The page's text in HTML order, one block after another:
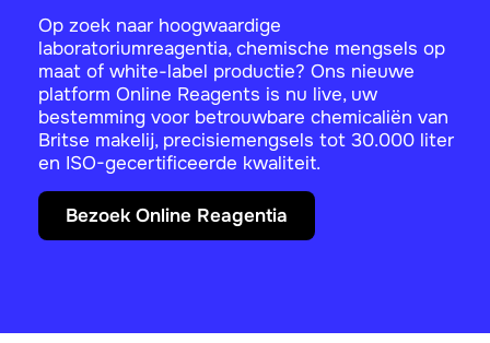
Op zoek naar hoogwaardige
laboratoriumreagentia, chemische mengsels op
maat of white-label productie? Ons nieuwe
platform Online Reagents is nu live, uw
bestemming voor betrouwbare chemicaliën van
Britse makelij, precisiemengsels tot 30.000 liter
en ISO-gecertificeerde kwaliteit.
Bezoek Online Reagentia